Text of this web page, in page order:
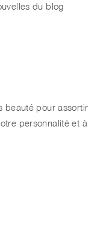
du blog
beauté pour assortir
personnalité et à